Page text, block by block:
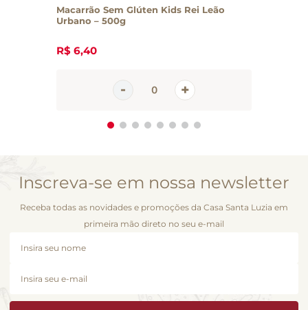
Macarrão Sem Glúten Kids Rei Leão
Urbano – 500g
R$ 6,40
Inscreva-se em nossa newsletter
Receba todas as novidades e promoções da Casa Santa Luzia em
primeira mão direto no seu e-mail